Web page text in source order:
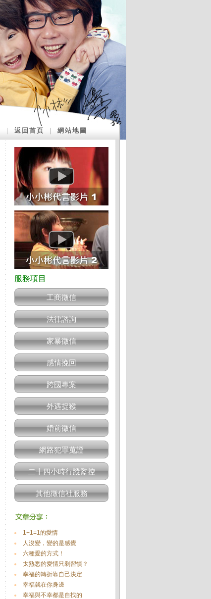
返回首頁 網站地圖
工商徵信
法律諮詢
家暴徵信
感情挽回
跨國專案
外遇捉猴
婚前徵信
網路犯罪蒐證
二十四小時行蹤監控
其他徵信社服務
1+1=1的愛情
人沒變，變的是感覺
六種愛的方式！
太熟悉的愛情只剩習慣？
幸福的轉折靠自己決定
幸福就在你身邊
幸福與不幸都是自找的